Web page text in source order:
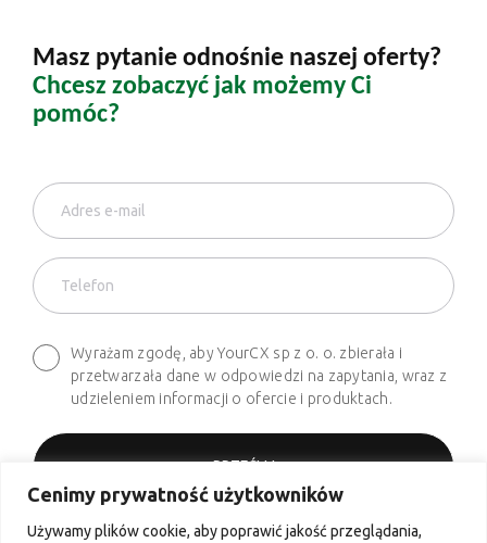
Cenimy prywatność użytkowników
Używamy plików cookie, aby poprawić jakość przeglądania,
Masz pytanie odnośnie naszej oferty?
Chcesz zobaczyć jak możemy Ci
pomóc?
Wyrażam zgodę, aby YourCX sp z o. o. zbierała i
przetwarzała dane w odpowiedzi na zapytania, wraz z
udzieleniem informacji o ofercie i produktach.